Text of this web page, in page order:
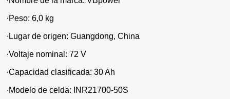
·Peso: 6,0 kg
· Lugar de origen: Guangdong, China
·Voltaje nominal: 72 V
·Capacidad clasificada: 30 Ah
·Modelo de celda: INR21700-50S